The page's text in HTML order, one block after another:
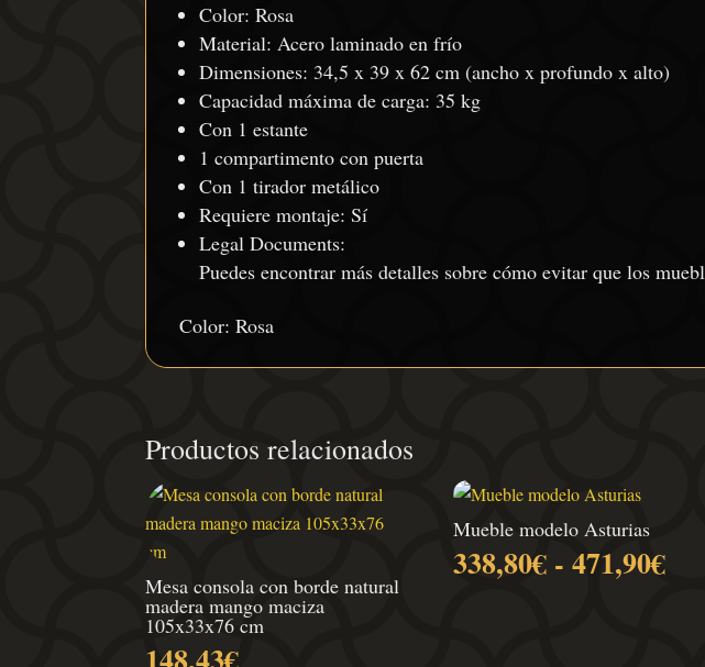
Color: Rosa
Material: Acero laminado en frío
Dimensiones: 34,5 x 39 x 62 cm (ancho x profundo x alto)
Capacidad máxima de carga: 35 kg
Con 1 estante
1 compartimento con puerta
Con 1 tirador metálico
Requiere montaje: Sí
Legal Documents:
Puedes encontrar más detalles sobre cómo evitar que los
Color: Rosa
Productos relacionados
Mesa consola con borde natural
madera mango maciza
105x33x76 cm
Mueble modelo Asturias
338,80€ - 471,90€